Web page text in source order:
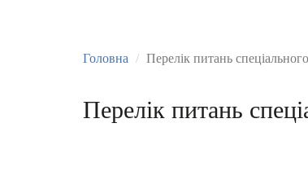
Головна Перелік питань
Перелік питань